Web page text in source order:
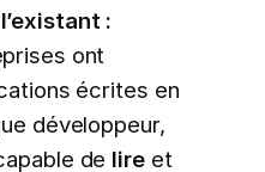
:
ont
écrites en
développeur,
de lireet